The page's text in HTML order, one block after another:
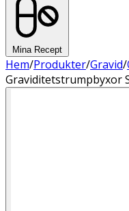
Mina Recept
Hem/Produkter/Gravid/
Graviditetstrumpbyxor